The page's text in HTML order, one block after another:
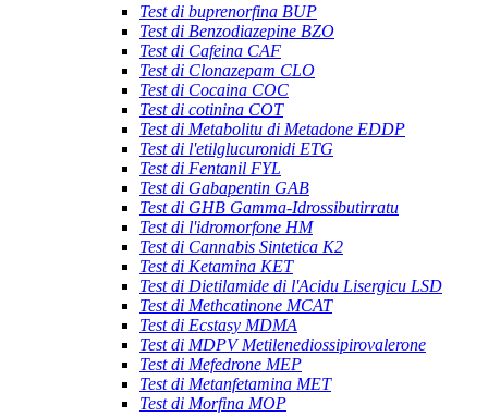
Test di buprenorfina BUP
Test di Benzodiazepine BZO
Test di Cafeina CAF
Test di Clonazepam CLO
Test di Cocaina COC
Test di cotinina COT
Test di Metabolitu di Metadone EDDP
Test di l'etilglucuronidi ETG
Test di Fentanil FYL
Test di Gabapentin GAB
Test di GHB Gamma-Idrossibutirratu
Test di l'idromorfone HM
Test di Cannabis Sintetica K2
Test di Ketamina KET
Test di Dietilamide di l'Acidu Lisergicu LSD
Test di Methcatinone MCAT
Test di Ecstasy MDMA
Test di MDPV Metilenediossipirovalerone
Test di Mefedrone MEP
Test di Metanfetamina MET
Test di Morfina MOP